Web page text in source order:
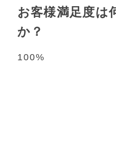
お客様満足度は
か？
100%